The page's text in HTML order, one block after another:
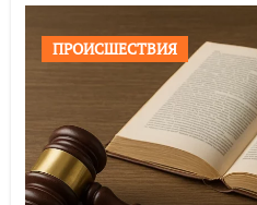
ПРОИСШЕСТВИЯ